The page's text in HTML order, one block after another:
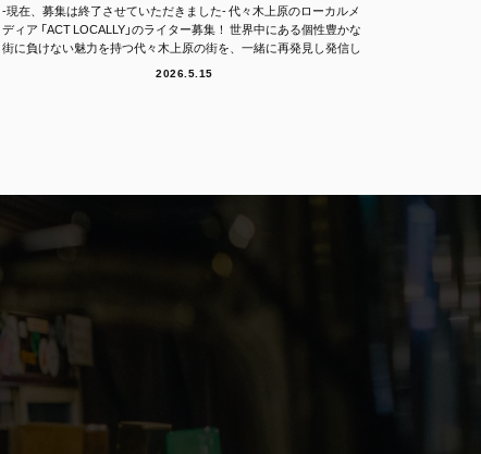
-現在、募集は終了させていただきました- 代々木上原のローカルメ
ディア 「ACT LOCALLY」のライター募集！ 世界中にある個性豊かな
街に負けない魅力を持つ代々木上原の街を、一緒に再発見し発信し
2026.5.15